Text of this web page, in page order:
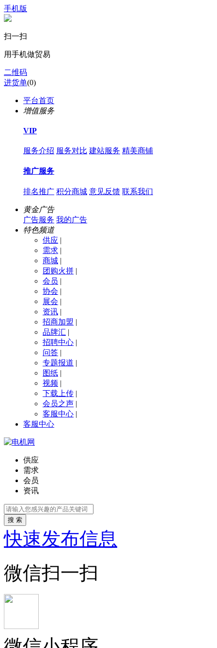
手机版
扫一扫
用手机做贸易
二维码
进货单(0)
平台首页
增值服务
VIP
服务介绍 服务对比 建站服务 精美商铺
推广服务
排名推广 积分商城 意见反馈 联系我们
黄金广告
广告服务 我的广告
特色频道
供应 |
需求 |
商城 |
团购火拼 |
会员 |
协会 |
展会 |
资讯 |
招商加盟 |
品牌汇 |
招聘中心 |
问答 |
专题报道 |
图纸 |
视频 |
下载上传 |
会员之声 |
客服中心 |
客服中心
供应
需求
会员
资讯
搜 索
快速发布信息
微信扫一扫